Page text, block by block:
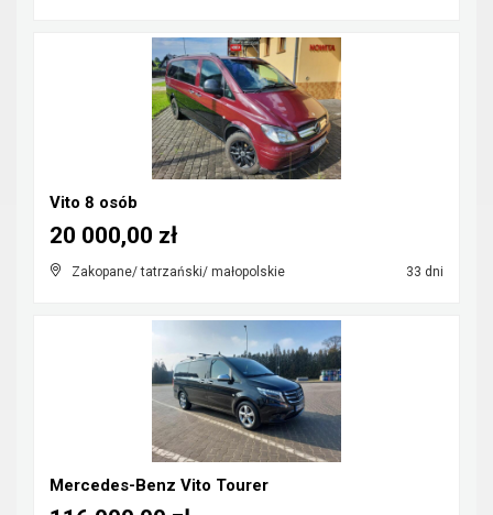
Vito 8 osób
Zakopane/ tatrzański/ małopolskie 33 dni
20 000,00 zł
Mercedes-Benz Vito Tourer